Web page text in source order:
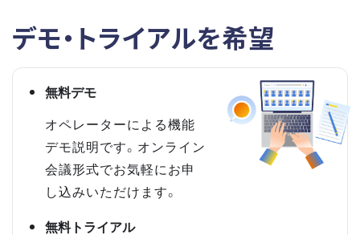
デモ・トライアルを希望
無料デモ
オペレーターによる機能
デモ説明です。オンライン
会議形式でお気軽にお申
し込みいただけます。
無料トライアル